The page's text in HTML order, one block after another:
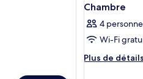
Chambre
4
Wi-Fi
Plus de détails
Plus